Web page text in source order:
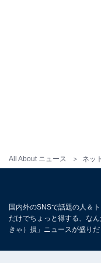
All About ニュース ネッ
国内外のSNSで話題の人＆
だけでちょっと得する、な
きゃ）損」ニュースが盛りだ